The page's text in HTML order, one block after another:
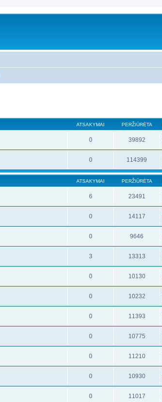
ATSAKYMAI PERŽIŪRĖTA
0 39892
0 114399
ATSAKYMAI PERŽIŪRĖTA
6 23491
0 14117
0 9646
3 13313
0 10130
0 10232
0 11393
0 10775
0 11210
0 10930
0 11017